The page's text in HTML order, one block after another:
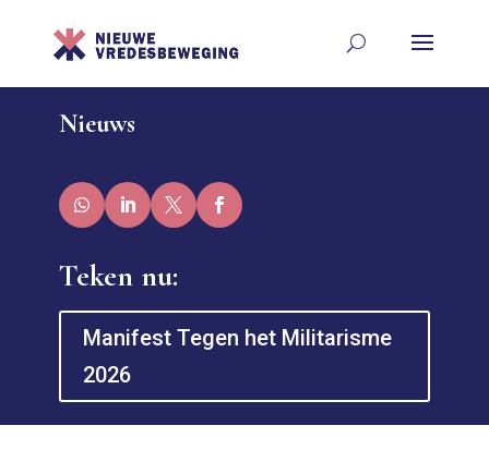
Nieuws
Teken nu:
Manifest Tegen het Militarisme
2026